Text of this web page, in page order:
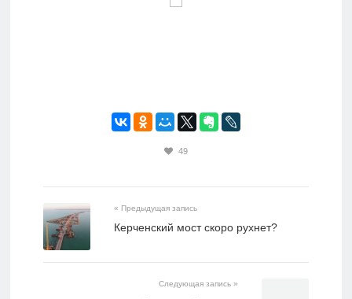
49
« Предыдущая запись
Керченский мост скоро рухнет?
Следующая запись »